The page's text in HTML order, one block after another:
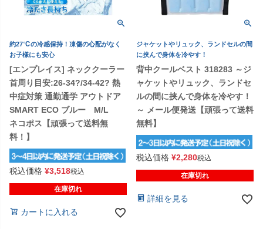
約27℃の冷感保持！凍傷の心配がなく
お子様にも安心
[エンプレイス] ネッククーラー
首周り目安:26-34?/34-42? 熱
中症対策 通勤通学 アウトドア
SMART ECO ブルー M/L
ネコポス【頑張って送料無
料！】
税込価格 ¥3,518税込
在庫切れ
カートに入れる
ジャケットやリュック、ランドセルの間
に挟んで身体を冷やす！
背中クールベスト 318283 ～ジ
ャケットやリュック、ランドセ
ルの間に挟んで身体を冷やす！
～ メール便発送【頑張って送料
無料】
税込価格 ¥2,280税込
在庫切れ
詳細を見る